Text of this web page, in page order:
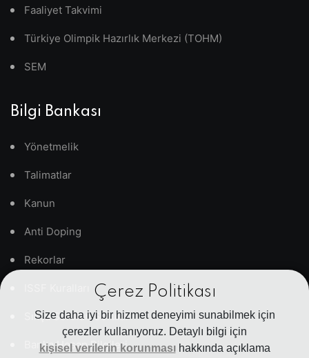
Çerez Politikası
Size daha iyi bir hizmet deneyimi sunabilmek için
çerezler kullanıyoruz. Detaylı bilgi için
kişisel verilerin korunmasıhakkında açıklama
Faaliyet Takvimi
Türkiye Olimpik Hazırlık Merkezi (TOHM)
SEM
Bilgi Bankası
Yönetmelik
Talimatlar
Kanun
Anti Doping
Rekorlar
Sıkça Sorulan Sorular
Banka Hesap Bilgileri